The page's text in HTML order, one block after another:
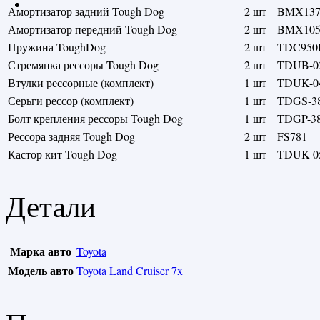
Амортизатор задний Tough Dog 2 шт
Амортизатор передний Tough Dog
2 шт
Пружина ToughDog
2 шт
Стремянка рессоры Tough Dog
2 шт
TDUB-
Втулки рессорные (комплект)
1 шт
TDUK-
Серьги рессор (комплект)
1 шт
TDGS-
Болт крепления рессоры Tough Dog
1 шт
TDGP-
Рессора задняя Tough Dog
2 шт
FS781
Кастор кит Tough Dog
1 шт TDUK-
Детали
Марка авто Toyota
Модель автоToyota Land Cruiser 7x